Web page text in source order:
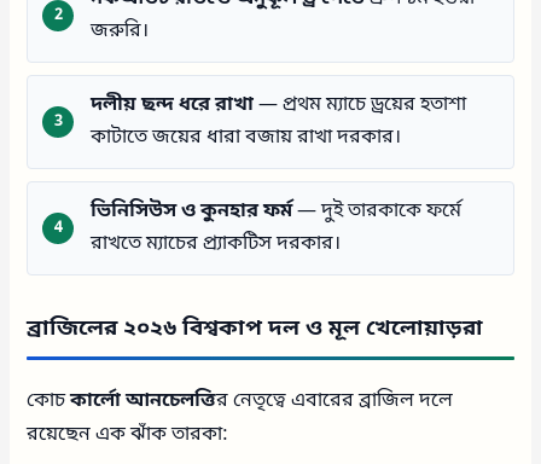
জরুরি।
দলীয় ছন্দ ধরে রাখা— প্রথম ম্যাচে ড্রয়ের হতাশা
কাটাতে জয়ের ধারা বজায় রাখা দরকার।
ভিনিসিউস ও কুনহার ফর্ম— দুই তারকাকে ফর্মে
রাখতে ম্যাচের প্র্যাকটিস দরকার।
ব্রাজিলের ২০২৬ বিশ্বকাপ দল ও মূল খেলোয়াড়রা
কোচকার্লো আনচেলত্তির নেতৃত্বে এবারের ব্রাজিল দলে
রয়েছেন এক ঝাঁক তারকা: